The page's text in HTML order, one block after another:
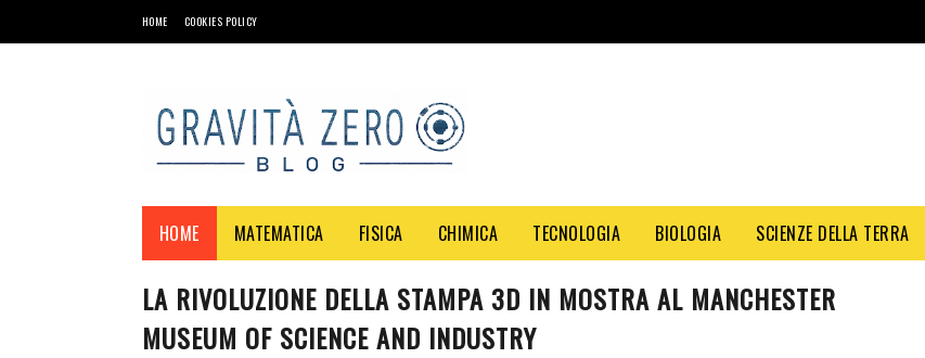
HOME COOKIES POLICY
HOME MATEMATICA FISICA CHIMICA TECNOLOGIA BIOLOGIA SCIENZE DELLA TERRA
LA RIVOLUZIONE DELLA STAMPA 3D IN MOSTRA AL MANCHESTER
MUSEUM OF SCIENCE AND INDUSTRY